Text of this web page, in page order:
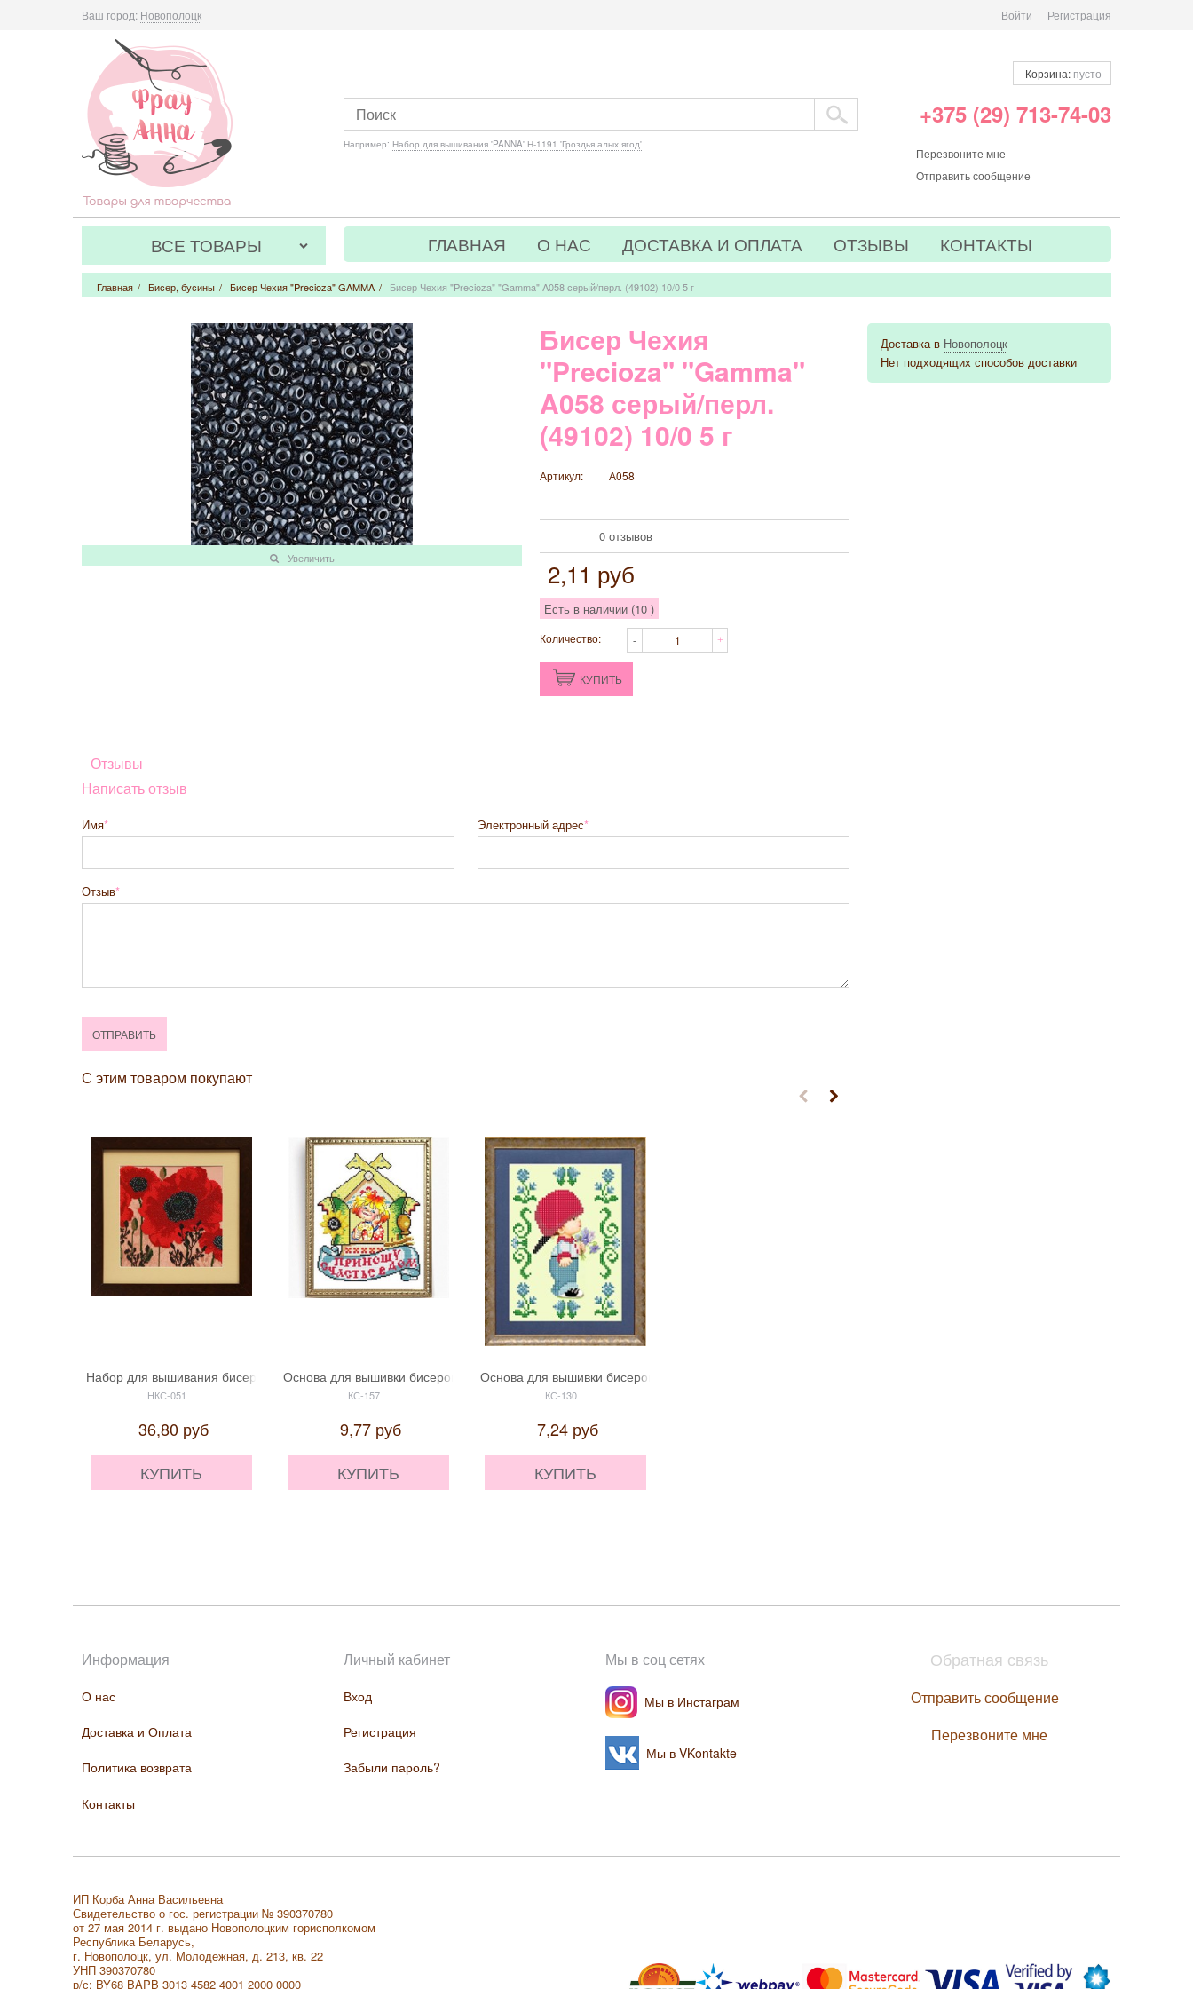
Ваш город: Новополоцк Войти Регистрация
Например: Набор для вышивания 'PANNA' Н-1191 'Гроздья алых ягод'
Корзина: пусто
+375 (29) 713-74-03
Перезвоните мне
Отправить сообщение
ВСЕ ТОВАРЫ ГЛАВНАЯ О НАС ДОСТАВКА И ОПЛАТА ОТЗЫВЫ КОНТАКТЫ
Главная / Бисер, бусины / Бисер Чехия "Precioza" GAMMA / Бисер Чехия "Precioza" "Gamma" A058 серый/перл. (49102) 10/0 5 г
Увеличить
Бисер Чехия
"Precioza" "Gamma"
A058 серый/перл.
(49102) 10/0 5 г
Артикул: А058
0 отзывов
2,11 руб
Есть в наличии (10 )
Количество:
КУПИТЬ
Отзывы
Написать отзыв
Имя Электронный адрес
Отзыв
С этим товаром покупают
Набор для вышивания бисером "Маки. Триптих 2" 'Славяночка' НКС-051
НКС-051
36,80 руб
КУПИТЬ
Основа для вышивки бисером "Приношу счастье в дом" 'Славяночка' КС-157
КС-157
9,77 руб
КУПИТЬ
Основа для вышивки бисером "Цветы для малышки" 'Славяночка' КС-130
КС-130
7,24 руб
КУПИТЬ
Доставка в Новополоцк
Нет подходящих способов доставки
Информация
О нас
Доставка и Оплата
Политика возврата
Контакты
Личный кабинет
Вход
Регистрация
Забыли пароль?
Мы в соц сетях
Мы в Инстаграм
Мы в VKontakte
Обратная связь
Отправить сообщение
Перезвоните мне
ИП Корба Анна Васильевна
Свидетельство о гос. регистрации № 390370780
от 27 мая 2014 г. выдано Новополоцким горисполкомом
Республика Беларусь,
г. Новополоцк, ул. Молодежная, д. 213, кв. 22
УНП 390370780
р/с: BY68 BAPB 3013 4582 4001 2000 0000